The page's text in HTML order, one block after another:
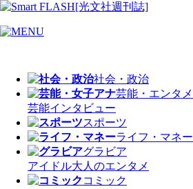
社会・政治
芸能・エンタメ
芸能インタビュー
スポーツ
ライフ・マネー
グラビア
アイドル大人のエンタメ
コミック